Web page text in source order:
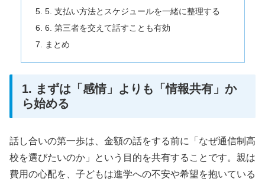
5. 支払い方法とスケジュールを一緒に整理する
6. 第三者を交えて話すことも有効
まとめ
1. まずは「感情」よりも「情報共有」か
ら始める
話し合いの第一歩は、金額の話をする前に「なぜ通信制高
校を選びたいのか」という目的を共有することです。親は
費用の心配を、子どもは進学への不安や希望を抱いている